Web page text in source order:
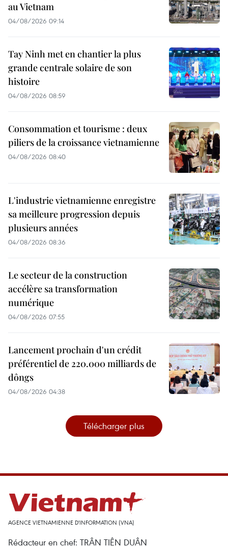
au Vietnam
04/08/2026 09:14
Tay Ninh met en chantier la plus
grande centrale solaire de son
histoire
04/08/2026 08:59
Consommation et tourisme : deux
piliers de la croissance vietnamienne
04/08/2026 08:40
L'industrie vietnamienne enregistre
sa meilleure progression depuis
plusieurs années
04/08/2026 08:36
Le secteur de la construction
accélère sa transformation
numérique
04/08/2026 07:55
Lancement prochain d'un crédit
préférentiel de 220.000 milliards de
dôngs
04/08/2026 04:38
Télécharger plus
AGENCE VIETNAMIENNE D'INFORMATION (VNA)
Rédacteur en chef: TRÂN TIÊN DUÂN